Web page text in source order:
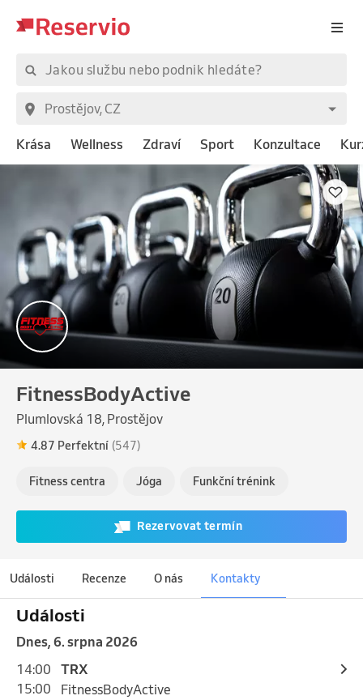
Krása Wellness Zdraví Sport Konzultace
FitnessBodyActive
Plumlovská 18, Prostějov
4.87 Perfektní (547)
Fitness centra Jóga Funkční trénink
Rezervovat termín
Události Recenze O nás Kontakty
Události
Dnes, 6. srpna 2026
14:00
15:00
TRX
FitnessBodyActive